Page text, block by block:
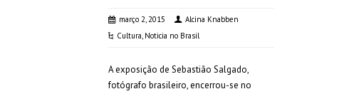
março 2, 2015
Alcina Knabben
Cultura, Noticia no Brasil
A exposição de Sebastião Salgado,
fotógrafo brasileiro, encerrou-se no